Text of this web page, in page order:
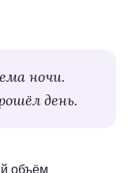
ночи.
день.
объём